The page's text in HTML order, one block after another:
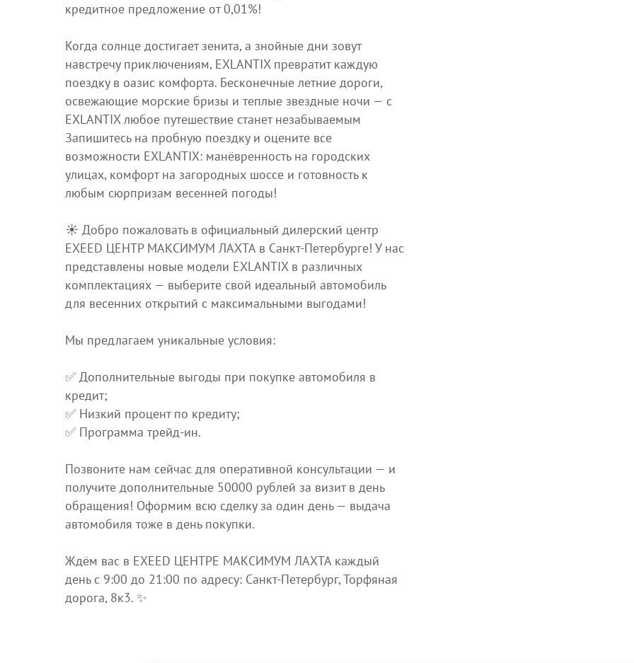
кредитное предложение от 0,01%!
Когда солнце достигает зенита, а знойные дни зовут
навстречу приключениям, EXLANTIX превратит каждую
поездку в оазис комфорта. Бесконечные летние дороги,
освежающие морские бризы и теплые звездные ночи — с
EXLANTIX любое путешествие станет незабываемым
Запишитесь на пробную поездку и оцените все
возможности EXLANTIX: манёвренность на городских
улицах, комфорт на загородных шоссе и готовность к
любым сюрпризам весенней погоды!
☀️ Добро пожаловать в официальный дилерский центр
EXEED ЦЕНТР МАКСИМУМ ЛАХТА в Санкт‑Петербурге! У нас
представлены новые модели EXLANTIX в различных
комплектациях — выберите свой идеальный автомобиль
для весенних открытий с максимальными выгодами!
Мы предлагаем уникальные условия:
✅ Дополнительные выгоды при покупке автомобиля в
кредит;
✅ Низкий процент по кредиту;
✅ Программа трейд‑ин.
Позвоните нам сейчас для оперативной консультации — и
получите дополнительные 50000 рублей за визит в день
обращения! Оформим всю сделку за один день — выдача
автомобиля тоже в день покупки.
Ждём вас в EXEED ЦЕНТРЕ МАКСИМУМ ЛАХТА каждый
день с 9:00 до 21:00 по адресу: Санкт‑Петербург, Торфяная
дорога, 8к3. ✨